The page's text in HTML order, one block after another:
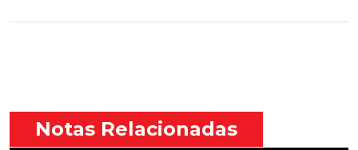
Notas Relacionadas